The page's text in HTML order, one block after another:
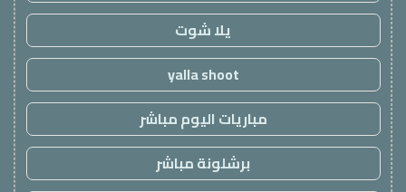
يلا شوت
yalla shoot
مباريات اليوم مباشر
برشلونة مباشر